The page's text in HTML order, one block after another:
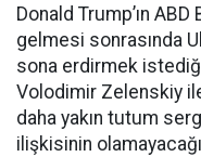
Donald Trump’ın
gelmesi sonrasında
sona erdirmek
Volodimir Zelenskiy
daha yakın tutum
ilişkisinin